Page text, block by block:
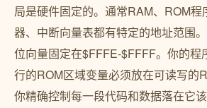
局是硬件固定的。通常RAM、ROM程
器、中断向量表都有特定的地址范围
位向量固定在$FFFE-$FFFF。你的程
行的ROM区域变量必须放在可读写的
你精确控制每一段代码和数据落在它